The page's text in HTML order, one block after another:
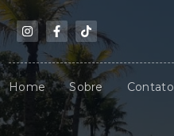
Home Sobre Contato